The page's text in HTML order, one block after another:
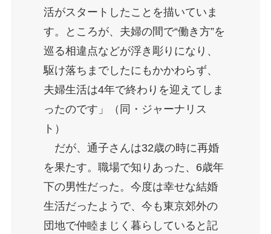
活がスタートしたことを描いていま
す。ところが、夫婦の間で“働き方”を
巡る相違点などが浮き彫りになり、
駆け落ちまでしたにもかかわらず、
夫婦生活は4年で終わりを迎えてしま
ったのです」（同・ジャーナリス
ト）
だが、通子さんは32歳の時に再婚
を果たす。職場で知りあった、6歳年
下の男性だった。今度は幸せな結婚
生活だったようで、今も東京郊外の
団地で仲睦まじく暮らしていると記